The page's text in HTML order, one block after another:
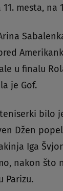
mesta, na
u finalu
je Gof.
bilo
Džen
Iga
nakon što
Parizu.